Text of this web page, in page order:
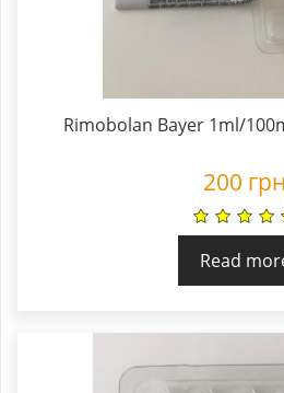
Rimobolan Bayer 1ml/
200 грн
Read